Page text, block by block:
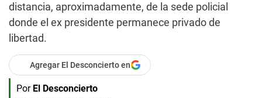
distancia, aproximadamente, de la sede policial
donde el ex presidente permanece privado de
libertad.
Agregar El Desconcierto en
Por El Desconcierto